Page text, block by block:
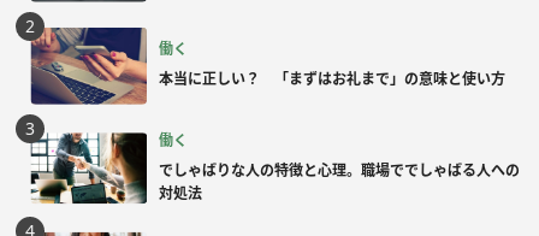
働く
本当に正しい？ 「まずはお礼まで」の意味と使い方
働く
でしゃばりな人の特徴と心理。職場ででしゃばる人への
対処法